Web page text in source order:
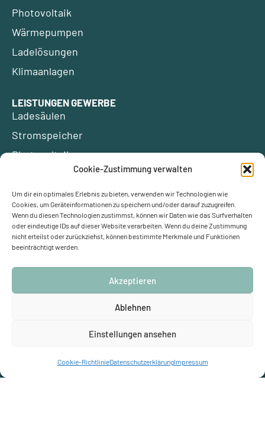
Cookie-Zustimmung verwalten
Um dir ein optimales Erlebnis zu bieten, verwenden wir Technologien wie
Cookies, um Geräteinformationen zu speichern und/oder darauf zuzugreifen.
Wenn du diesen Technologien zustimmst, können wir Daten wie das Surfverhalten
oder eindeutige IDs auf dieser Website verarbeiten. Wenn du deine Zustimmung
nicht erteilst oder zurückziehst, können bestimmte Merkmale und Funktionen
beeinträchtigt werden.
Akzeptieren
Ablehnen
Einstellungen ansehen
Cookie-RichtlinieDatenschutzerklärungImpressum
Photovoltaik
Wärmepumpen
Ladelösungen
Klimaanlagen
LEISTUNGEN GEWERBE
Ladesäulen
Stromspeicher
Photovoltaik
Kontakt
Förderungen
Blog
Glossar
Ersparnis berechnen
Klimaschutz
05252 9241000·info@nrg-solutions.de
Cookie-Richtlinie (EU)